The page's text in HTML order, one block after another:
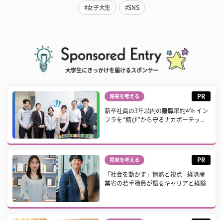
#女子大生 #SNS
大学生にきっかけを届けるスポンサー
将来を考える PR
新卒社員の3年以内の離職率約4% イン
フラを“錆び”から守るナカボーテッ...
将来を考える PR
「社会を動かす」情熱と視点 - 経済産
業省の若手職員が語るキャリアと経験